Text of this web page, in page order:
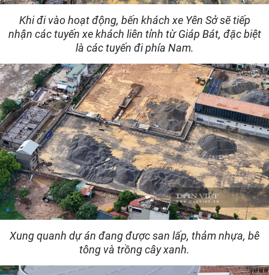
Khi đi vào hoạt động, bến khách xe Yên Sở sẽ tiếp
nhận các tuyến xe khách liên tỉnh từ Giáp Bát, đặc biệt
là các tuyến đi phía Nam.
Xung quanh dự án đang được san lấp, thảm nhựa, bê
tông và trồng cây xanh.